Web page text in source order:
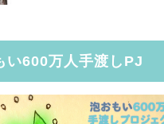
い600万人手渡しPJ